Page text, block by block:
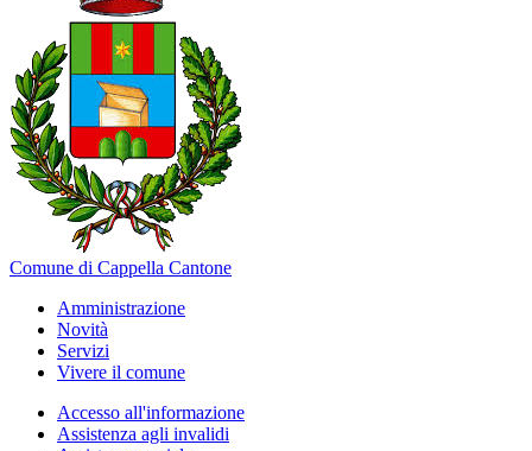
Comune di Cappella Cantone
Amministrazione
Novità
Servizi
Vivere il comune
Accesso all'informazione
Assistenza agli invalidi